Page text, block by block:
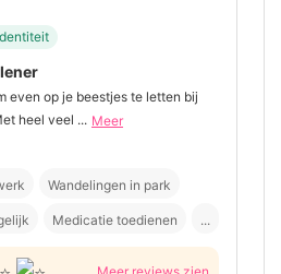
even op je beestjes te letten bij
heel veel ... Meer
Wandelingen in park
Medicatie toedienen ...